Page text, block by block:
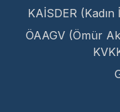
KAİSDER
ÖAAGV (Ömür